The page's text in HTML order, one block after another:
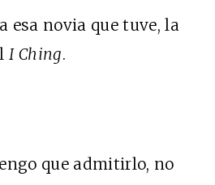
esa novia que tuve, la
I Ching.
que admitirlo, no